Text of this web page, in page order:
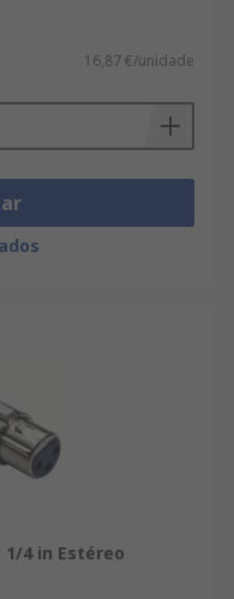
16,87 €/unidade
1/4 in Estéreo